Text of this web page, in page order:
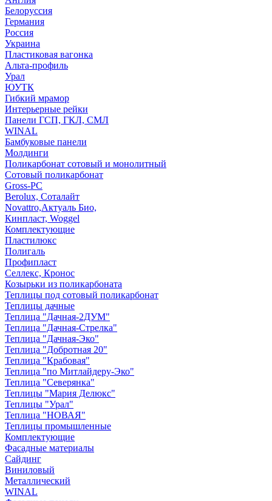
Белоруссия
Германия
Россия
Украина
Пластиковая вагонка
Альта-профиль
Урал
ЮУТК
Гибкий мрамор
Интерьерные рейки
Панели ГСП, ГКЛ, СМЛ
WINAL
Бамбуковые панели
Молдинги
Поликарбонат сотовый и монолитный
Сотовый поликарбонат
Gross-PC
Berolux, Соталайт
Novattro,Актуаль Био,
Кинпласт, Woggel
Комплектующие
Пластилюкс
Полигаль
Профипласт
Селлекс, Кронос
Козырьки из поликарбоната
Теплицы под сотовый поликарбонат
Теплицы дачные
Теплица "Дачная-2ДУМ"
Теплица "Дачная-Стрелка"
Теплица "Дачная-Эко"
Теплица "Добротная 20"
Теплица "Крабовая"
Теплица "по Митлайдеру-Эко"
Теплица "Северянка"
Теплицы "Мария Делюкс"
Теплицы "Урал"
Теплица "НОВАЯ"
Теплицы промышленные
Комплектующие
Фасадные материалы
Сайдинг
Виниловый
Металлический
WINAL